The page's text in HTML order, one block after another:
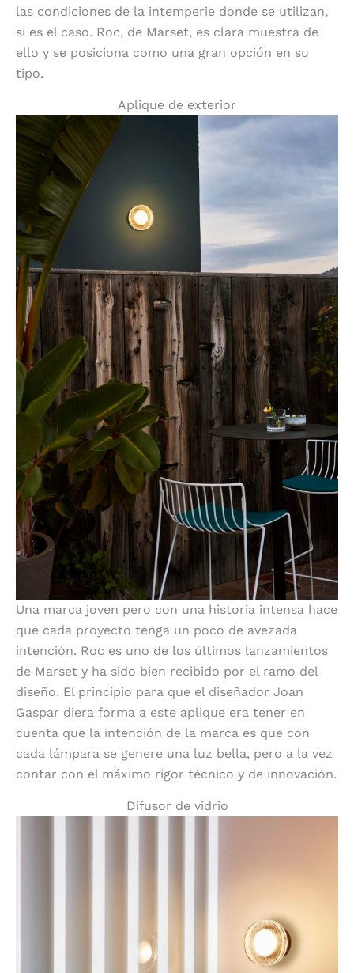
las condiciones de la intemperie donde se utilizan,
si es el caso. Roc, de Marset, es clara muestra de
ello y se posiciona como una gran opción en su
tipo.
Aplique de exterior
Una marca joven pero con una historia intensa hace
que cada proyecto tenga un poco de avezada
intención. Roc es uno de los últimos lanzamientos
de Marset y ha sido bien recibido por el ramo del
diseño. El principio para que el diseñador Joan
Gaspar diera forma a este aplique era tener en
cuenta que la intención de la marca es que con
cada lámpara se genere una luz bella, pero a la vez
contar con el máximo rigor técnico y de innovación.
Difusor de vidrio